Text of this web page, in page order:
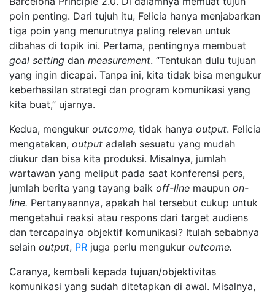
poin penting. Dari tujuh itu, Felicia hanya menjabarkan
tiga poin yang menurutnya paling relevan untuk
dibahas di topik ini. Pertama, pentingnya membuat
goal setting dan measurement. “Tentukan dulu tujuan
yang ingin dicapai. Tanpa ini, kita tidak bisa mengukur
keberhasilan strategi dan program komunikasi yang
kita buat,” ujarnya.
Kedua, mengukur outcome, tidak hanya output. Felicia
mengatakan, output adalah sesuatu yang mudah
diukur dan bisa kita produksi. Misalnya, jumlah
wartawan yang meliput pada saat konferensi pers,
jumlah berita yang tayang baik off-line maupun on-
line. Pertanyaannya, apakah hal tersebut cukup untuk
mengetahui reaksi atau respons dari target audiens
dan tercapainya objektif komunikasi? Itulah sebabnya
selain output, PR juga perlu mengukur outcome.
Caranya, kembali kepada tujuan/objektivitas
komunikasi yang sudah ditetapkan di awal. Misalnya,